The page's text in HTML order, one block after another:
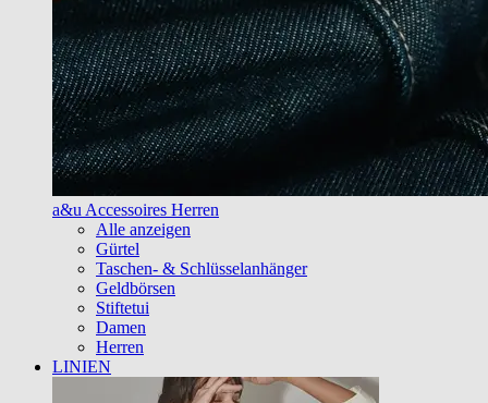
a&u Accessoires Herren
Alle anzeigen
Gürtel
Taschen- & Schlüsselanhänger
Geldbörsen
Stiftetui
Damen
Herren
LINIEN